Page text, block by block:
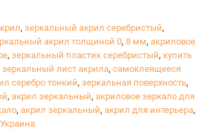
, зеркальный акрил серебристый,
акрил толщиной 0, 8 мм, акриловое
, зеркальный пластик серебристый, купить
зеркальный лист акрила, самоклеящееся
серебро тонкий, зеркальная поверхность,
, акрил зеркальный, акриловое зеркало для
, акрил зеркальный, акрил для интерьера,